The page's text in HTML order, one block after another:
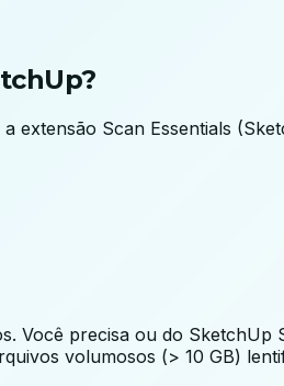
extensão Scan Essentials
precisa ou do
volumosos (> 10 GB)